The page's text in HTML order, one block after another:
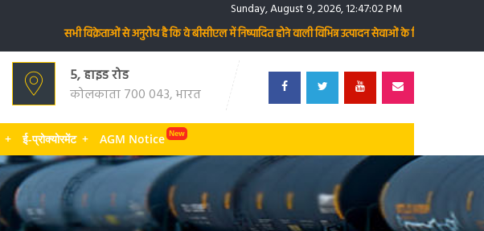
Sunday, August 9, 2026, 12:47:02 PM
सभी विक्रेताओं से अनुरोध है कि वे बीसीएल में निष्पादित होने वाली विभिन्न उत्पादन सेवाओं के लिए जेम पोर्टल में
5, हाइड रोड
कोलकाता 700 043, भारत
+ ई-प्रोक्योरमेंट + AGM Notice